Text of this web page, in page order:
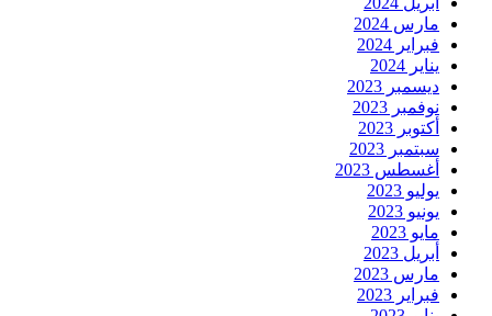
مارس 2024
فبراير 2024
يناير 2024
ديسمبر 2023
نوفمبر 2023
أكتوبر 2023
سبتمبر 2023
أغسطس 2023
يوليو 2023
يونيو 2023
مايو 2023
أبريل 2023
مارس 2023
فبراير 2023